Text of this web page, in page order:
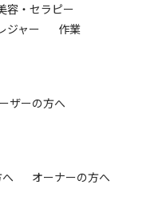
容・セラピー
ジャー 作業
ザーの方へ
オーナーの方へ